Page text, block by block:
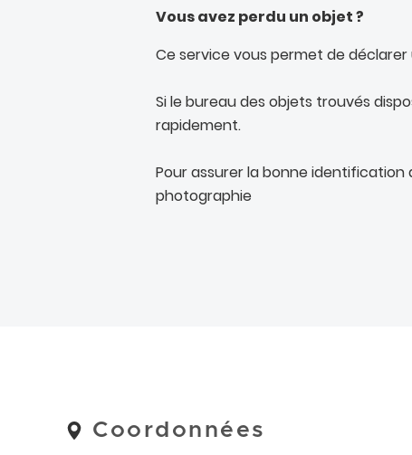
Vous avez perdu un objet ?
Ce service vous permet de
Si le bureau des objets trouvés
rapidement.
Pour assurer la bonne
photographie
Coordonnées
Coordonnées